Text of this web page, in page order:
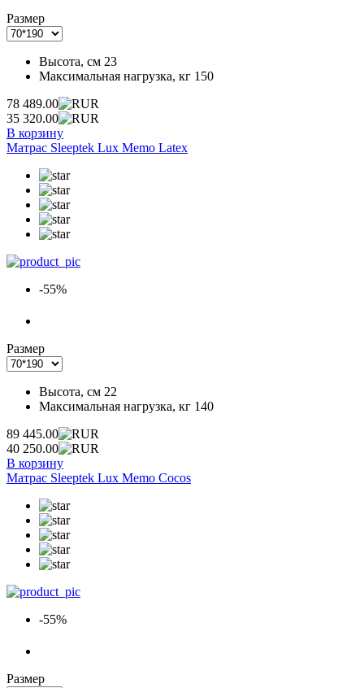
Размер
Высота, см 23
Максимальная нагрузка, кг 150
78 489.00
35 320.00
В корзину
Матрас Sleeptek Lux Memo Latex
-55%
Размер
Высота, см 22
Максимальная нагрузка, кг 140
89 445.00
40 250.00
В корзину
Матрас Sleeptek Lux Memo Cocos
-55%
Размер